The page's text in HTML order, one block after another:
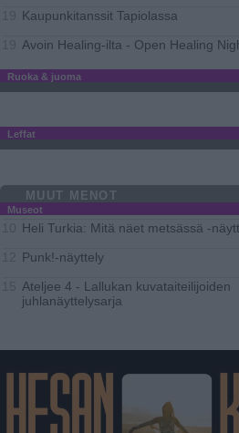
Kaupunkitanssit Tapiolassa
Avoin Healing-ilta - Open Healing
Ruoka & juoma
Leffat
MUUT MENOT
Museot
Heli Turkia: Mitä näet metsässä -
Punk!-näyttely
Ateljee 4 - Lallukan kuvataiteilijoiden
juhlanäyttelysarja